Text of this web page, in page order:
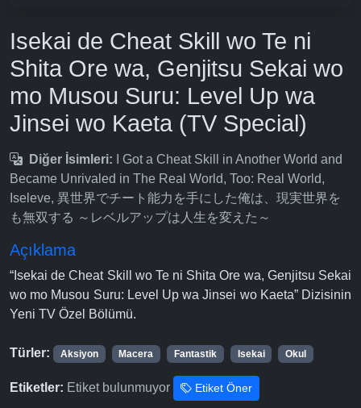
Isekai de Cheat Skill wo Te ni
Shita Ore wa, Genjitsu Sekai wo
mo Musou Suru: Level Up wa
Jinsei wo Kaeta (TV Special)
Diğer İsimleri: I Got a Cheat Skill in Another World and
Became Unrivaled in The Real World, Too: Real World,
Iseleve, 異世界でチート能力を手にした俺は、現実世界を
も無双する ～レベルアップは人生を変えた～
Açıklama
“Isekai de Cheat Skill wo Te ni Shita Ore wa, Genjitsu Sekai
wo mo Musou Suru: Level Up wa Jinsei wo Kaeta” Dizisinin
Yeni TV Özel Bölümü.
Türler: Aksiyon Macera Fantastik Isekai Okul
Etiketler: Etiket bulunmuyor Etiket Öner